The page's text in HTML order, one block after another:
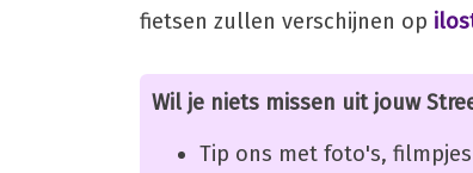
fietsen zullen verschijnen op
Wil je niets missen uit jouw
Tip ons met foto's,